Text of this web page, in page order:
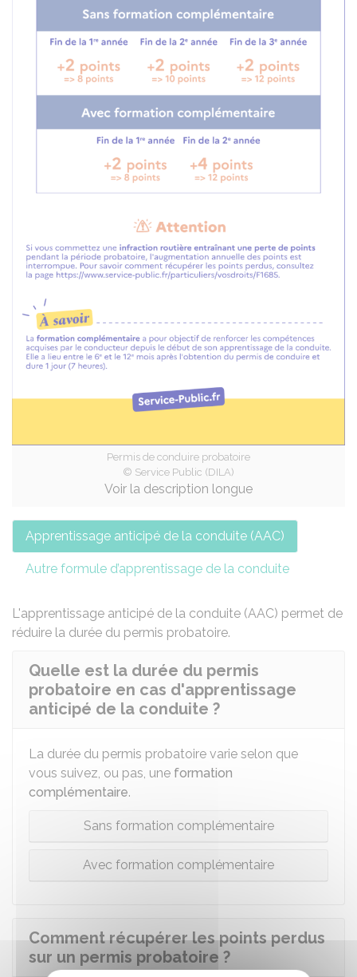
Permis de conduire probatoire
© Service Public (DILA)
Voir la description longue
Apprentissage anticipé de la conduite (AAC)
Autre formule d’apprentissage de la conduite
L'apprentissage anticipé de la conduite (AAC) permet de
réduire la durée du permis probatoire.
Quelle est la durée du permis
probatoire en cas d'apprentissage
anticipé de la conduite ?
La durée du permis probatoire varie selon que
vous suivez, ou pas, une formation
complémentaire.
Sans formation complémentaire
Avec formation complémentaire
Comment récupérer les points perdus
sur un permis probatoire ?